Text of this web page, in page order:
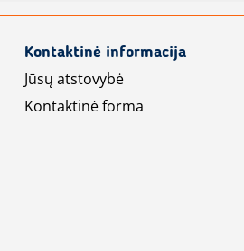
Kontaktinė informacija
Jūsų atstovybė
Kontaktinė forma